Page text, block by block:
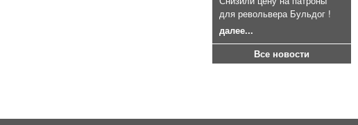
для револьвера Бульдог !
далее...
Все новости